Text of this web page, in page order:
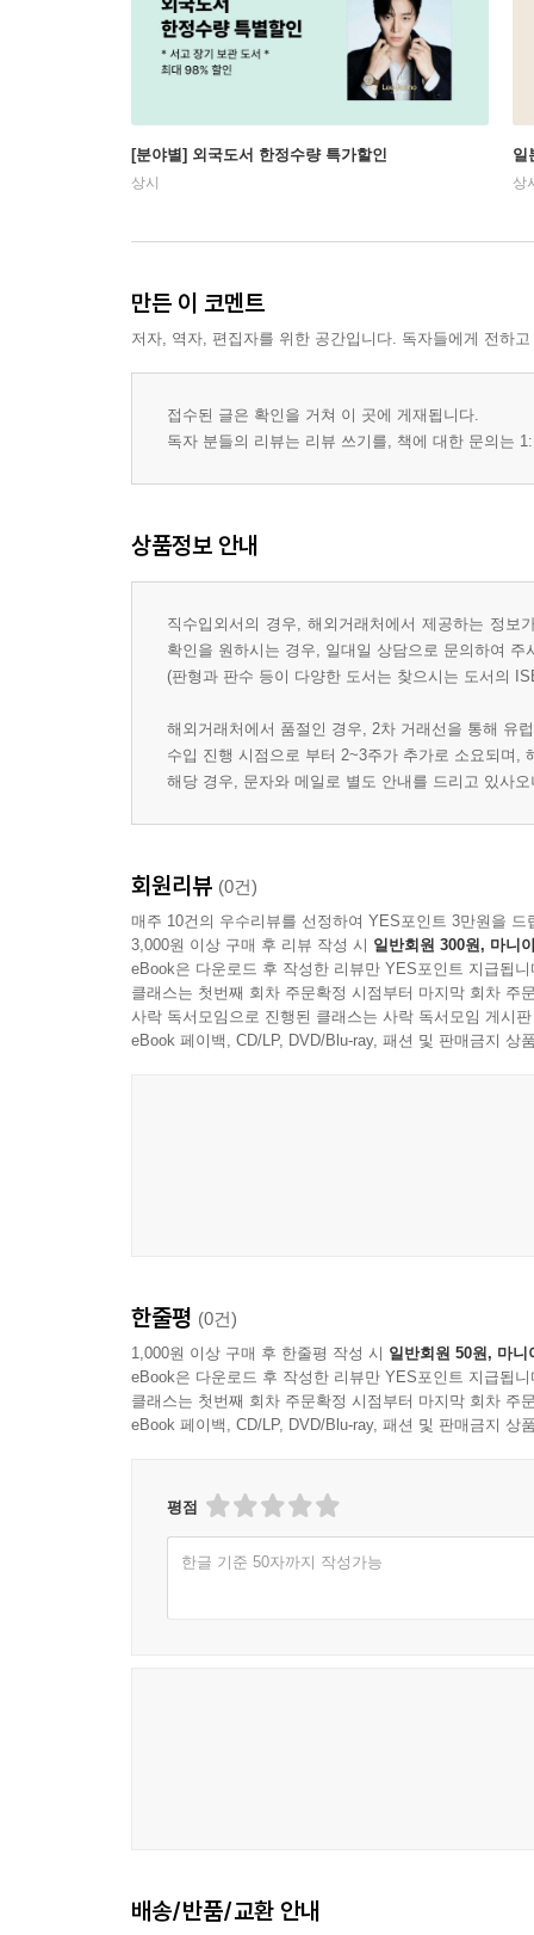
[분야별] 외국도서 한정수량 특가할인
상시
일
상
만든 이 코멘트
저자, 역자, 편집자를 위한 공간입니다. 독자들에게 전하
접수된 글은 확인을 거쳐 이 곳에 게재됩니다.
독자 분들의 리뷰는 리뷰 쓰기를, 책에 대한 문의는
상품정보 안내
직수입외서의 경우, 해외거래처에서 제공하는 정
확인을 원하시는 경우, 일대일 상담으로 문의하여 주
(판형과 판수 등이 다양한 도서는 찾으시는 도서의
해외거래처에서 품절인 경우, 2차 거래선을 통해 유
수입 진행 시점으로 부터 2~3주가 추가로 소요되며,
해당 경우, 문자와 메일로 별도 안내를 드리고 있사
회원리뷰 (0건)
매주 10건의 우수리뷰를 선정하여 YES포인트 3만원을 드
3,000원 이상 구매 후 리뷰 작성 시 일반회원 300원, 마니
eBook은 다운로드 후 작성한 리뷰만 YES포인트 지급됩니
클래스는 첫번째 회차 주문확정 시점부터 마지막 회차 주
사락 독서모임으로 진행된 클래스는 사락 독서모임 게시
eBook 페이백, CD/LP, DVD/Blu-ray, 패션 및 판매금지 상
한줄평 (0건)
1,000원 이상 구매 후 한줄평 작성 시 일반회원 50원, 마니
eBook은 다운로드 후 작성한 리뷰만 YES포인트 지급됩니
클래스는 첫번째 회차 주문확정 시점부터 마지막 회차 주
eBook 페이백, CD/LP, DVD/Blu-ray, 패션 및 판매금지 상
평점
한글 기준 50자까지 작성가능
배송/반품/교환 안내